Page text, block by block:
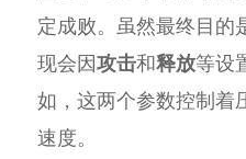
定成败。虽然最终目的
现会因攻击和释放等设
如，这两个参数控制着
速度。